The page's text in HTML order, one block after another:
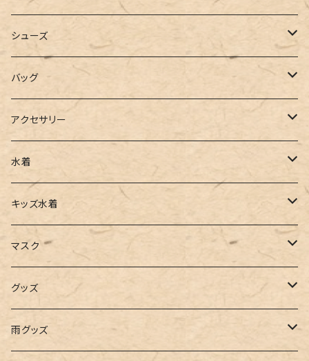
カーディガン
ポロシャツ
ベスト
チュニック
タンクトップ
キャミソール
インナー
ビスチェ
ジャージ
スラックス
ワイドパンツ
カーゴパンツ
サロペット
ガウチョ
レギンス
その他
ニットワンピース
キャミワンピース
サロペット
オールインワン
シューズ
ブーツ
パンプス
サンダル
スニーカー
フラットシューズ
レインシューズ
レースアップ
バッグ
トートバッグ
ショルダー
バックパック
カゴバッグ
エコバッグ
リュック
アクセサリー
その他
水着
ワンピース
ビキニ
ワンショルダー
オフショルダー
キッズ水着
女の子
男の子
ユニセックス
マスク
アクセサリー
マスクケース
グッズ
帽子
雨グッズ